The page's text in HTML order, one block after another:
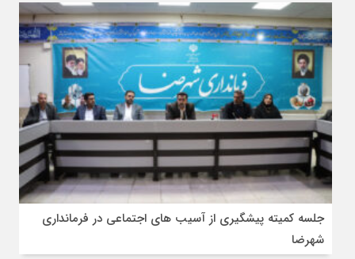
جلسه کمیته پیشگیری از آسیب های اجتماعی در فرمانداری
شهرضا